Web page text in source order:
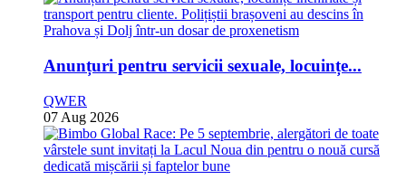
Anunțuri pentru servicii sexuale, locuințe...
QWER
07 Aug 2026